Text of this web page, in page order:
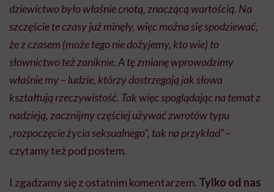
dziewictwo było właśnie cnotą, znaczącą wartością. Na
szczęście te czasy już minęły, więc można się spodziewać,
że z czasem (może tego nie dożyjemy, kto wie) to
słownictwo też zaniknie. A tę zmianę wprowadzimy
właśnie my – ludzie, którzy dostrzegają jak słowa
kształtują rzeczywistość. Tak więc spoglądając na temat z
nadzieją, zacznijmy częściej używać zwrotów typu
„rozpoczęcie życia seksualnego”, tak na przykład”–
czytamy też pod postem.
I zgadzamy się z ostatnim komentarzem. Tylko od nas